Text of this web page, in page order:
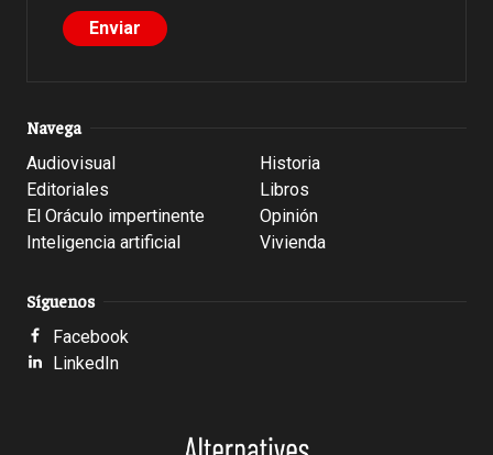
Navega
Audiovisual
Editoriales
El Oráculo impertinente
Inteligencia artificial
Historia
Libros
Opinión
Vivienda
Síguenos
Facebook
LinkedIn